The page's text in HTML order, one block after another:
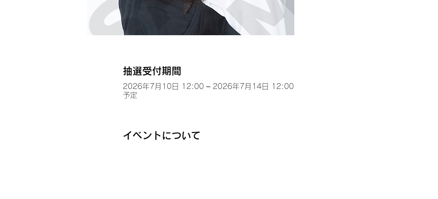
抽選受付期間
2026年7月10日 12:00 – 2026年7月14日 12:00
予定
イベントについて